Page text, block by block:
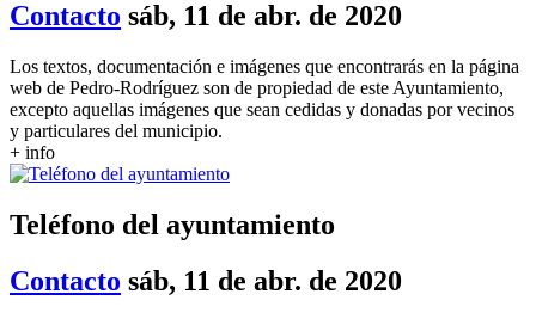
Contacto sáb, 11 de abr. de 2020
Los textos, documentación e imágenes que encontrarás en la página
web de Pedro-Rodríguez son de propiedad de este Ayuntamiento,
excepto aquellas imágenes que sean cedidas y donadas por vecinos
y particulares del municipio.
+ info
Teléfono del ayuntamiento
Contacto sáb, 11 de abr. de 2020